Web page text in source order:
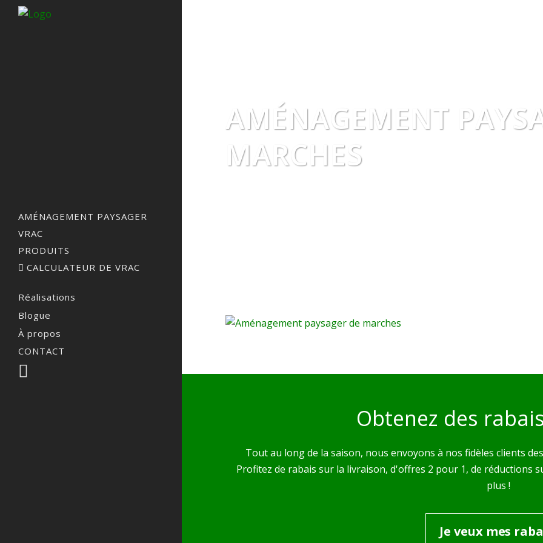
AMÉNAGEMENT PAYSAGER
VRAC
PRODUITS
CALCULATEUR DE VRAC
Réalisations
Blogue
À propos
CONTACT
AMÉNAGEMENT
MARCHES
Obtenez des
Tout au long de la saison, nous envoyons à nos fidèles clients
Profitez de rabais sur la livraison, d'offres 2 pour 1, de réductions
plus !
Je veux mes